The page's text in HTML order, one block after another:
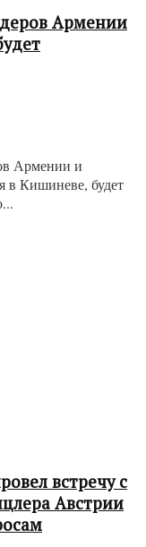
Армении
Армении и
в Кишиневе, будет
встречу с
Австрии